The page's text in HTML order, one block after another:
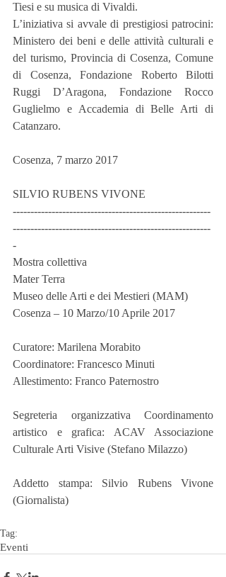
Tiesi e su musica di Vivaldi.
L’iniziativa si avvale di prestigiosi patrocini:
Ministero dei beni e delle attività culturali e
del turismo, Provincia di Cosenza, Comune
di Cosenza, Fondazione Roberto Bilotti
Ruggi D’Aragona, Fondazione Rocco
Guglielmo e Accademia di Belle Arti di
Catanzaro.
Cosenza, 7 marzo 2017
SILVIO RUBENS VIVONE
--------------------------------------------------------
--------------------------------------------------------
-
Mostra collettiva
Mater Terra
Museo delle Arti e dei Mestieri (MAM)
Cosenza – 10 Marzo/10 Aprile 2017
Curatore: Marilena Morabito
Coordinatore: Francesco Minuti
Allestimento: Franco Paternostro
Segreteria organizzativa Coordinamento
artistico e grafica: ACAV Associazione
Culturale Arti Visive (Stefano Milazzo)
Addetto stampa: Silvio Rubens Vivone
(Giornalista)
Tag:
Eventi